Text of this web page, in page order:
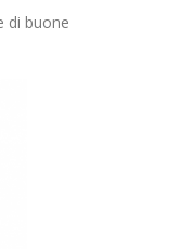
di buone